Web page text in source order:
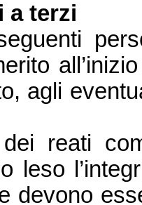
a terzi
agli
reati
leso
devono